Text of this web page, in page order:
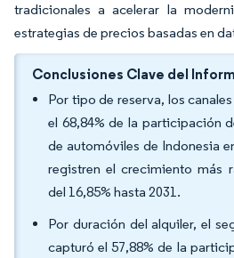
tradicionales a acelerar la
estrategias de precios basadas en
Conclusiones Clave del
Por tipo de reserva, los
el 68,84% de la participación
de automóviles de Indonesia
registren el crecimiento más
del 16,85% hasta 2031.
Por duración del alquiler, el
capturó el 57,88% de la